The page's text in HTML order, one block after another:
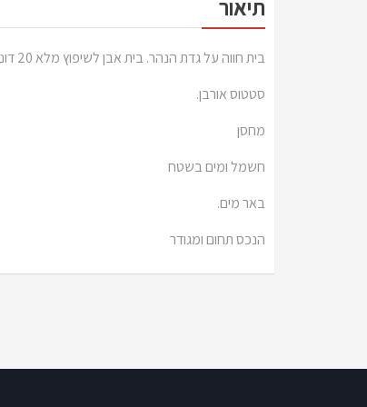
תיאור
בית חווה על גדת הנהר. בית אבן לשיפוץ מלא 20 דונם אדמה
סטטוס אורבן.
מחסן
חשמל ומים בשטח
באר מים.
הנכס תחום ומגודר